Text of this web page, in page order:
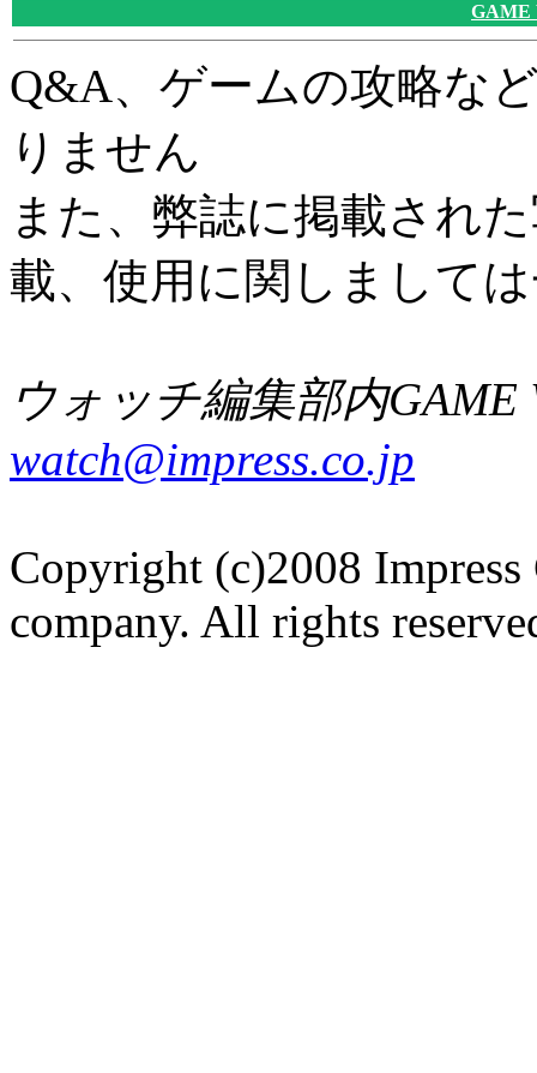
GAME
Q&A、ゲームの攻略な
りません
また、弊誌に掲載され
載、使用に関しまして
ウォッチ編集部内GAME
watch@impress.co.jp
Copyright (c)2008
company. All rights